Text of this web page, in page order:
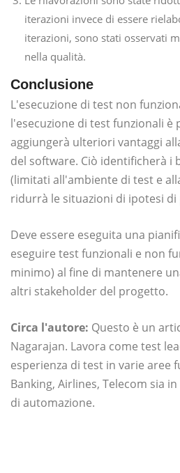
iterazioni invece di essere
iterazioni, sono stati osservati
nella qualità.
Conclusione
L'esecuzione di test non
l'esecuzione di test funzionali è
aggiungerà ulteriori vantaggi
del software. Ciò identificherà i
(limitati all'ambiente di test e
ridurrà le situazioni di ipotesi
Deve essere eseguita una
eseguire test funzionali e non
minimo) al fine di mantenere
altri stakeholder del progetto.
Circa l'autore: Questo è un
Nagarajan. Lavora come test
esperienza di test in varie aree
Banking, Airlines, Telecom sia
di automazione.